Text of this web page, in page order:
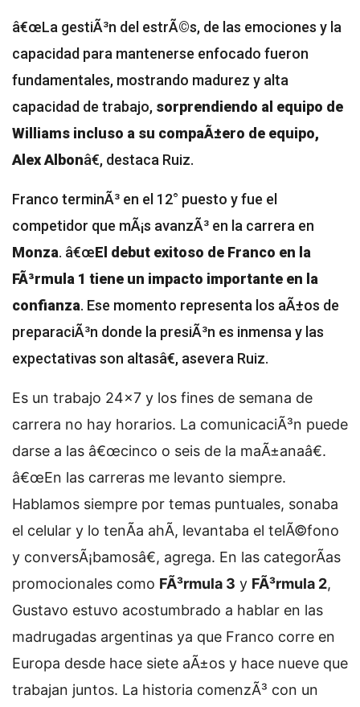
â€œLa gestiÃ³n del estrÃ©s, de las emociones y la
capacidad para mantenerse enfocado fueron
fundamentales, mostrando madurez y alta
capacidad de trabajo, sorprendiendo al equipo de
Williams incluso a su compaÃ±ero de equipo,
Alex Albonâ€, destaca Ruiz.
Franco terminÃ³ en el 12° puesto y fue el
competidor que mÃ¡s avanzÃ³ en la carrera en
Monza. â€œEl debut exitoso de Franco en la
FÃ³rmula 1 tiene un impacto importante en la
confianza. Ese momento representa los aÃ±os de
preparaciÃ³n donde la presiÃ³n es inmensa y las
expectativas son altasâ€, asevera Ruiz.
Es un trabajo 24x7 y los fines de semana de
carrera no hay horarios. La comunicaciÃ³n puede
darse a las â€œcinco o seis de la maÃ±anaâ€.
â€œEn las carreras me levanto siempre.
Hablamos siempre por temas puntuales, sonaba
el celular y lo tenÃ­a ahÃ­, levantaba el telÃ©fono
y conversÃ¡bamosâ€, agrega. En las categorÃ­as
promocionales como FÃ³rmula 3 y FÃ³rmula 2,
Gustavo estuvo acostumbrado a hablar en las
madrugadas argentinas ya que Franco corre en
Europa desde hace siete aÃ±os y hace nueve que
trabajan juntos. La historia comenzÃ³ con un